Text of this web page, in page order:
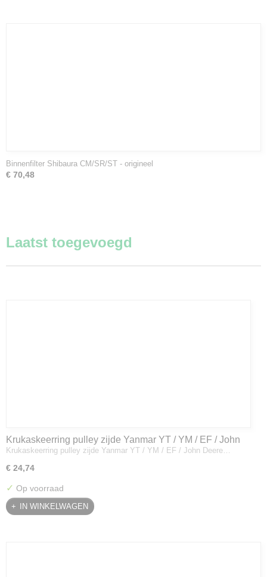
Binnenfilter Shibaura CM/SR/ST - origineel
€ 70,48
Laatst toegevoegd
Krukaskeerring pulley zijde Yanmar YT / YM / EF / John
Deere - 119934-01800
Krukaskeerring pulley zijde Yanmar YT / YM / EF / John Deere…
€ 24,74
✓ Op voorraad
IN WINKELWAGEN